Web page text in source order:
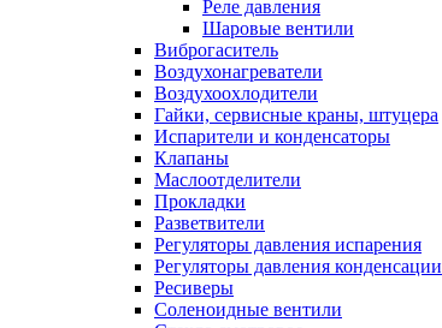
Реле давления
Шаровые вентили
Виброгаситель
Воздухонагреватели
Воздухоохлодители
Гайки, сервисные краны, штуцера
Испарители и конденсаторы
Клапаны
Маслоотделители
Прокладки
Разветвители
Регуляторы давления испарения
Регуляторы давления конденсации
Ресиверы
Соленоидные вентили